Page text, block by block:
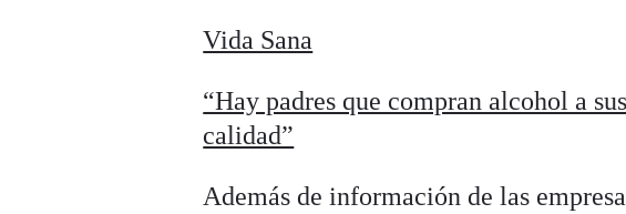
Vida Sana
“Hay padres que compran alcohol a
calidad”
Además de información de las